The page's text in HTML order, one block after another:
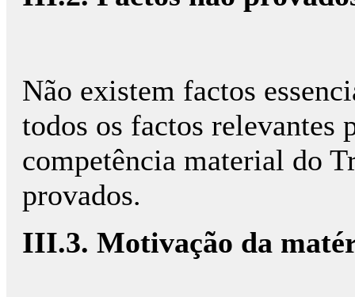
Não existem factos
todos os factos relevantes
competência material do
provados.
III.3. Motivação da